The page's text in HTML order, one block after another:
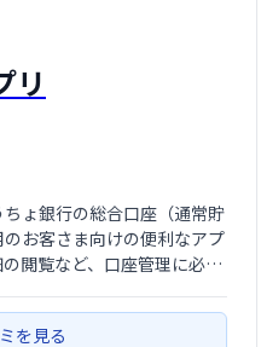
リ
ょ銀行の総合口座（通常貯
お客さま向けの便利なアプ
閲覧など、口座管理に必要
もおすすめです。
を見る